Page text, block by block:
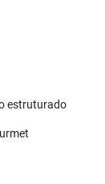
estruturado